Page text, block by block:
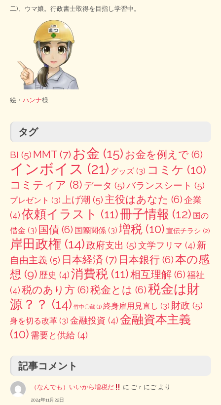
二)、ウマ娘。行政書士取得を目指し学習中。
絵・ ハンナ様
タグ
BI (5) MMT (7) お金 (15) お金を例えで (6)
インボイス (21) グッズ (3) コミケ (10)
コミティア (8) データ (5)バランスシート (5)
プレゼント (3) 上げ潮 (5) 主役はあなた (6)企業
(4)依頼イラスト (11)冊子情報 (12) 国の
借金 (3) 国債 (6) 国際関係 (3) 増税 (10) 宣伝チラシ (2)
岸田政権 (14)政府支出 (5)文学フリマ (4) 新
自由主義 (5) 日本経済 (7) 日本銀行 (6)本の感
想 (9) 歴史 (4)消費税 (11)相互理解 (6)福祉
(4)税のあり方 (6)税金とは (6)税金は財
源？？ (14) 竹中〇蔵 (1) 終身雇用見直し (3) 財政 (5)
身を切る改革 (3) 金融投資 (4)金融資本主義
(10) 需要と供給 (4)
記事コメント
（なんでも）いいから増税だ に ごｒにご より
2024年11月22日